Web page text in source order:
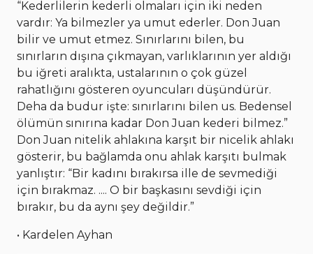
“Kederlilerin kederli olmaları için iki neden
vardır: Ya bilmezler ya umut ederler. Don Juan
bilir ve umut etmez. Sınırlarını bilen, bu
sınırların dışına çıkmayan, varlıklarının yer aldığı
bu iğreti aralıkta, ustalarının o çok güzel
rahatlığını gösteren oyuncuları düşündürür.
Deha da budur işte: sınırlarını bilen us. Bedensel
ölümün sınırına kadar Don Juan kederi bilmez.”
Don Juan nitelik ahlakına karşıt bir nicelik ahlakı
gösterir, bu bağlamda onu ahlak karşıtı bulmak
yanlıştır: “Bir kadını bırakırsa ille de sevmediği
için bırakmaz. .... O bir başkasını sevdiği için
bırakır, bu da aynı şey değildir.”
• Kardelen Ayhan